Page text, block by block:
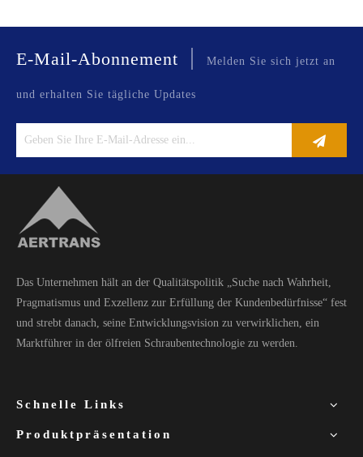
E-Mail-Abonnement | Melden Sie sich jetzt an
und erhalten Sie tägliche Updates
Das Unternehmen hält an der Qualitätspolitik „Suche nach Wahrheit,
Pragmatismus und Exzellenz zur Erfüllung der Kundenbedürfnisse“ fest
und strebt danach, seine Entwicklungsvision zu verwirklichen, ein
Marktführer in der ölfreien Schraubentechnologie zu werden.
Schnelle Links
Produktpräsentation